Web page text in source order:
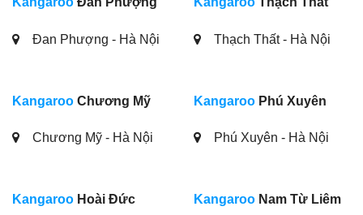
Đan Phượng - Hà Nội Thạch Thất - Hà Nội
Kangaroo Chương Mỹ
Chương Mỹ - Hà Nội
Kangaroo Phú Xuyên
Phú Xuyên - Hà Nội
Kangaroo Hoài Đức Kangaroo Nam Từ Liêm